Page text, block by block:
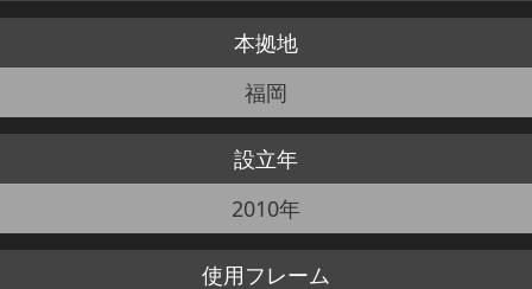
本拠地
福岡
設立年
2010年
使用フレーム